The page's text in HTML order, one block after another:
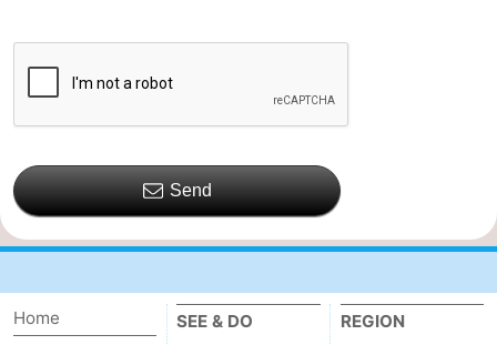
Send
Home
SEE & DO
REGION